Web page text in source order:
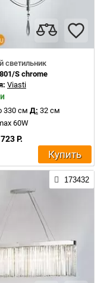
светильник
S chrome
Viasti
330 см Д: 32 см
60W
Р.
Купить
173432